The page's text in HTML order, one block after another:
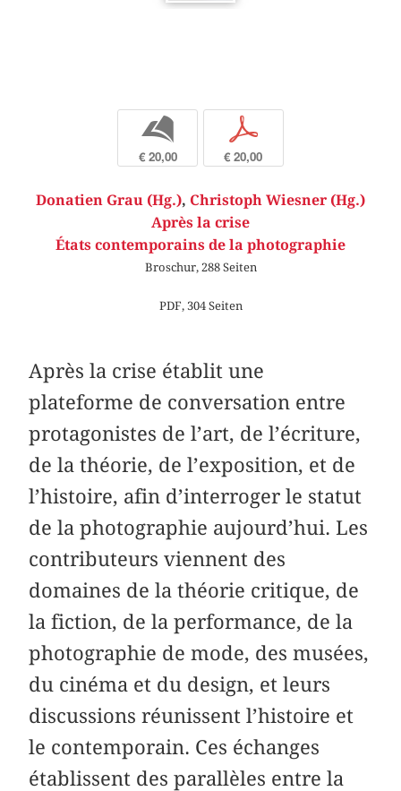
b
€ 20,00
p
€ 20,00
Donatien Grau (Hg.), Christoph Wiesner (Hg.)
Après la crise
États contemporains de la photographie
Broschur, 288 Seiten
PDF, 304 Seiten
Après la crise établit une
plateforme de conversation entre
protagonistes de l’art, de l’écriture,
de la théorie, de l’exposition, et de
l’histoire, afin d’interroger le statut
de la photographie aujourd’hui. Les
contributeurs viennent des
domaines de la théorie critique, de
la fiction, de la performance, de la
photographie de mode, des musées,
du cinéma et du design, et leurs
discussions réunissent l’histoire et
le contemporain. Ces échanges
établissent des parallèles entre la